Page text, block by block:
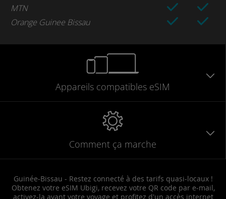
MTN
Orange Guinee Bissau
Appareils compatibles eSIM
Comment ça marche
Guinée-Bissau - Restez connecté à des tarifs quasi-locaux !
Obtenez votre eSIM Ubigi, recevez votre QR code par e-mail,
activez-la avant votre voyage et profitez d'un accès internet